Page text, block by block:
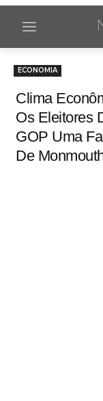
ECONOMIA
Clima
Os Eleitores
GOP Uma
De